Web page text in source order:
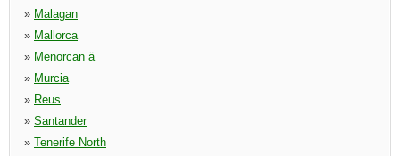
» Malagan
» Mallorca
» Menorcan ä
» Murcia
» Reus
» Santander
» Tenerife North